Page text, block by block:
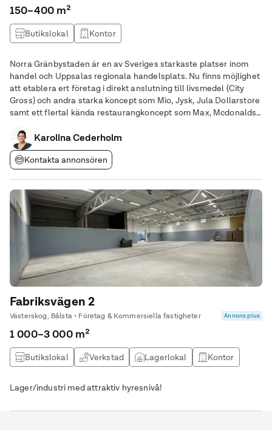
150–400 m²
Butikslokal Kontor
Norra Gränbystaden är en av Sveriges starkaste platser inom
handel och Uppsalas regionala handelsplats. Nu finns möjlighet
att etablera ert företag i direkt anslutning till livsmedel (City
Gross) och andra starka koncept som Mio, Jysk, Jula Dollarstore
samt ett flertal kända restaurangkoncept som Max, Mcdonalds,
Uppsalas självklara
Karolina Cederholm
Kontakta annonsören
Fabriksvägen 2
Västerskog, Bålsta • Företag & Kommersiella fastigheter Annons plus
1 000–3 000 m²
Butikslokal Verkstad Lagerlokal Kontor
Lager/industri med attraktiv hyresnivå!